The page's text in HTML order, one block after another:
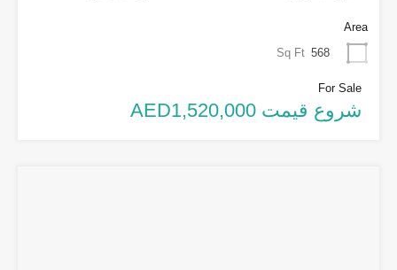
Area
568
Sq Ft
For Sale
شروع قیمت AED1,520,000